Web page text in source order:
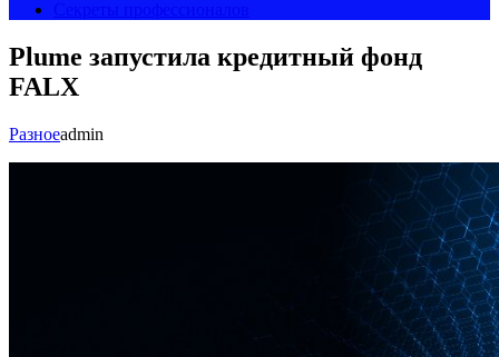
Plume запустила кредитный фонд
FALX
Разноеadmin